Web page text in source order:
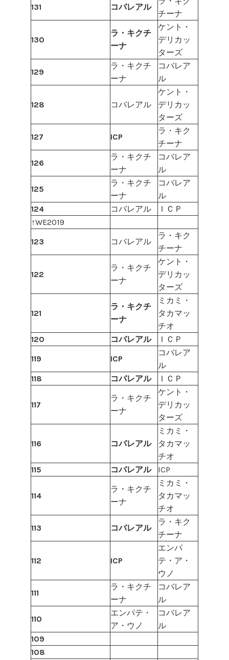
131 コバレアル
チーナ
130
ラ・キクチ
ーナ
ケント・
デリカッ
ターズ
129
ラ・キクチ
ーナ
コバレア
ル
128 コバレアル
ケント・
デリカッ
ターズ
127
ICP
ラ・キク
チーナ
126
ラ・キクチ
ーナ
コバレア
ル
125
ラ・キクチ
ーナ
コバレア
ル
124
コバレアル
ＩＣＰ
↑WE2019
123
コバレアル
ラ・キク
チーナ
122
ラ・キクチ
ーナ
ケント・
デリカッ
ターズ
121
ラ・キクチ
ーナ
ミカミ・
タカマッ
チオ
120
コバレアル
ＩＣＰ
119
ICP
コバレア
ル
118
コバレアル ＩＣＰ
117
ラ・キクチ
ーナ
ケント・
デリカッ
ターズ
116 コバレアル
ミカミ・
タカマッ
チオ
115
コバレアル ICP
114
ラ・キクチ
ーナ
ミカミ・
タカマッ
チオ
113
コバレアル
ラ・キク
チーナ
112 ICP
エンパ
テ・ア・
ウノ
111
ラ・キクチ
ーナ
コバレア
ル
110
エンパテ・
ア・ウノ
コバレア
ル
109
108